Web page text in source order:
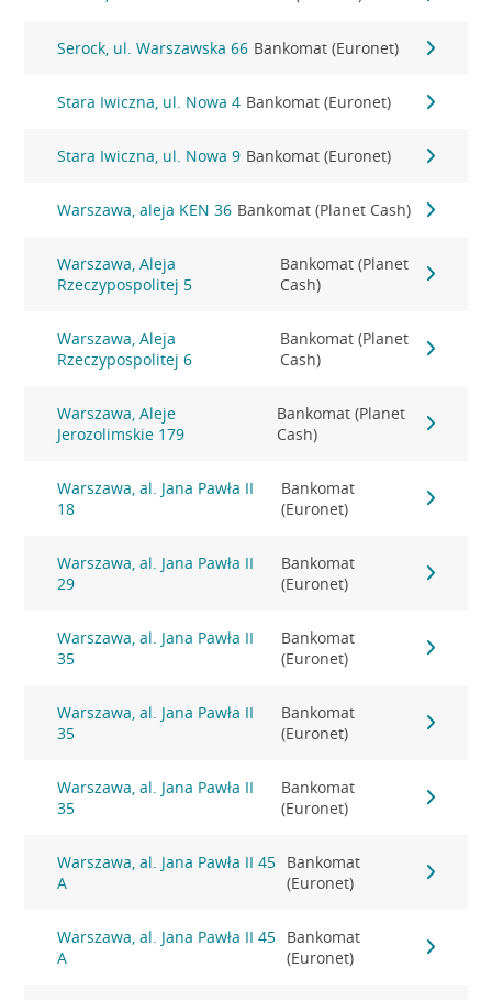
Serock, ul. Warszawska 66 Bankomat (Euronet)
Stara Iwiczna, ul. Nowa 4 Bankomat (Euronet)
Stara Iwiczna, ul. Nowa 9 Bankomat (Euronet)
Warszawa, aleja KEN 36 Bankomat (Planet Cash)
Warszawa, Aleja
Rzeczypospolitej 5
Bankomat (Planet
Cash)
Warszawa, Aleja
Rzeczypospolitej 6
Bankomat (Planet
Cash)
Warszawa, Aleje
Jerozolimskie 179
Bankomat (Planet
Cash)
Warszawa, al. Jana Pawła II
18
Bankomat
(Euronet)
Warszawa, al. Jana Pawła II
29
Bankomat
(Euronet)
Warszawa, al. Jana Pawła II
35
Bankomat
(Euronet)
Warszawa, al. Jana Pawła II
35
Bankomat
(Euronet)
Warszawa, al. Jana Pawła II
35
Bankomat
(Euronet)
Warszawa, al. Jana Pawła II 45
A
Bankomat
(Euronet)
Warszawa, al. Jana Pawła II 45
A
Bankomat
(Euronet)